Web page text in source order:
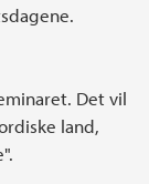
Det vil
land,